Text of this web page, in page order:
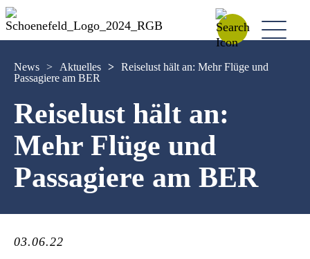
News > Aktuelles > Reiselust hält an: Mehr Flüge und
Passagiere am BER
Reiselust hält an:
Mehr Flüge und
Passagiere am BER
03.06.22